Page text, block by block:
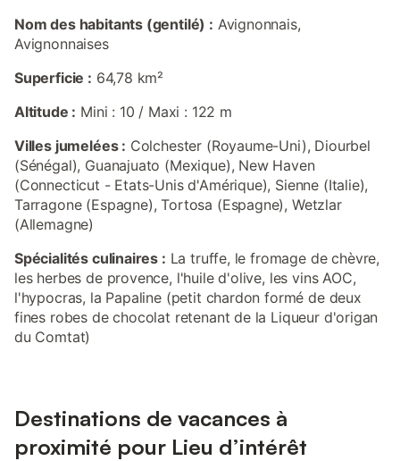
Nom des habitants (gentilé) : Avignonnais,
Avignonnaises
Superficie : 64,78 km²
Altitude : Mini : 10 / Maxi : 122 m
Villes jumelées : Colchester (Royaume-Uni), Diourbel
(Sénégal), Guanajuato (Mexique), New Haven
(Connecticut - Etats-Unis d'Amérique), Sienne (Italie),
Tarragone (Espagne), Tortosa (Espagne), Wetzlar
(Allemagne)
Spécialités culinaires : La truffe, le fromage de chèvre,
les herbes de provence, l'huile d'olive, les vins AOC,
l'hypocras, la Papaline (petit chardon formé de deux
fines robes de chocolat retenant de la Liqueur d'origan
du Comtat)
Destinations de vacances à
proximité pour Lieu d’intérêt